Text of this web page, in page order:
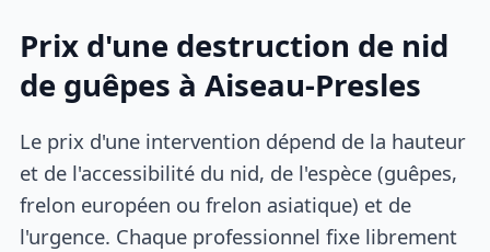
Prix d'une destruction de nid
de guêpes à Aiseau-Presles
Le prix d'une intervention dépend de la hauteur
et de l'accessibilité du nid, de l'espèce (guêpes,
frelon européen ou frelon asiatique) et de
l'urgence. Chaque professionnel fixe librement